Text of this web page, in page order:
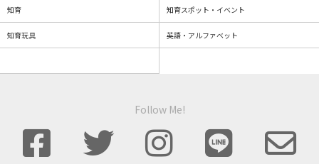
知育 知育スポット・イベント
知育玩具 英語・アルファベット
Follow Me!